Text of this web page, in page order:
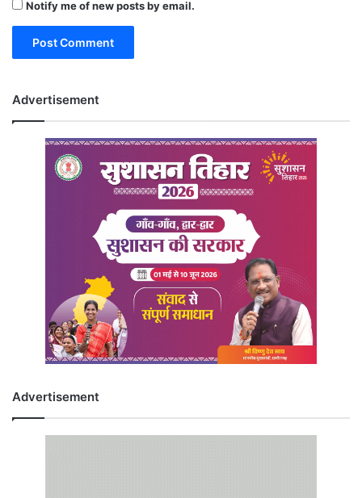
Notify me of new posts by email.
Advertisement
Advertisement